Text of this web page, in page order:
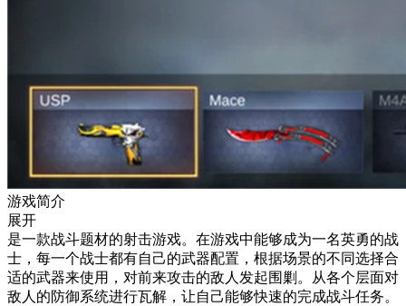
游戏简介
展开
是一款战斗题材的射击游戏。在游戏中能够成为一名英勇的战
士，每一个战士都有自己的武器配置，根据场景的不同选择合
适的武器来使用，对前来攻击的敌人发起围剿。从各个层面对
敌人的防御系统进行瓦解，让自己能够快速的完成战斗任务。